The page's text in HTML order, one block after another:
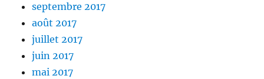
septembre 2017
août 2017
juillet 2017
juin 2017
mai 2017